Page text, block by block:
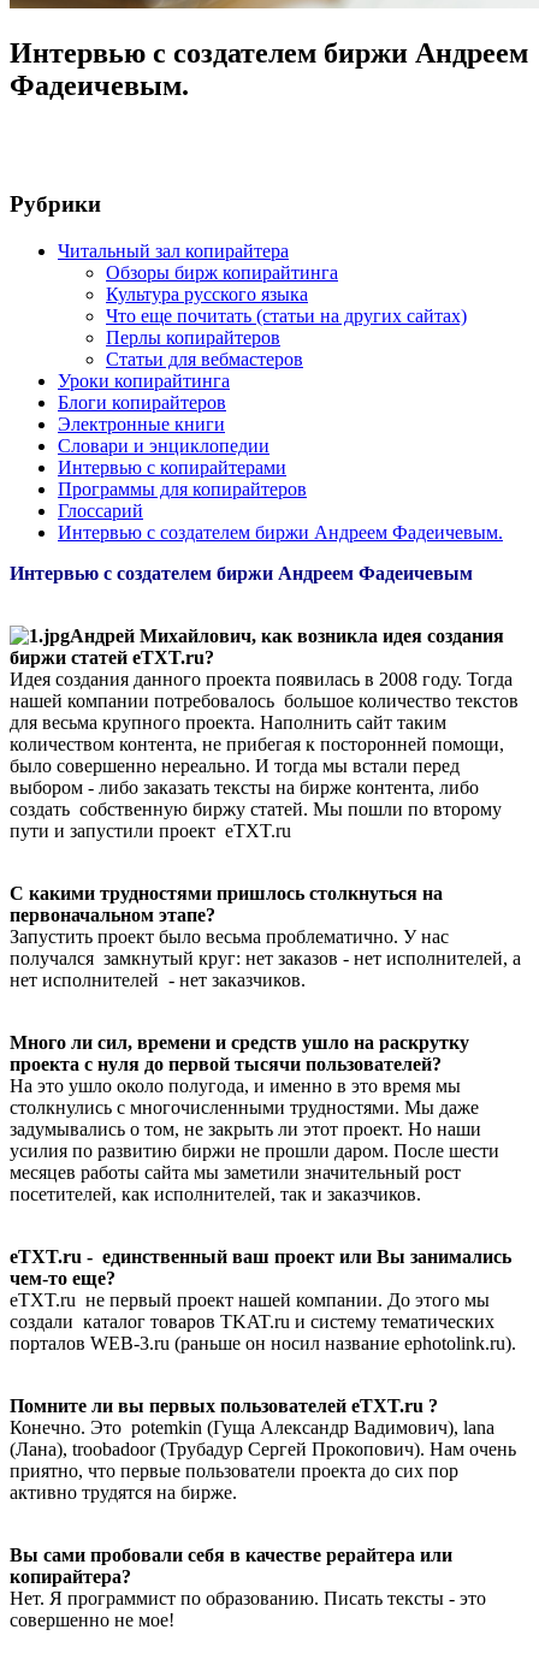
Интервью с создателем биржи Андреем
Фадеичевым.
Рубрики
Читальный зал копирайтера
Обзоры бирж копирайтинга
Культура русского языка
Что еще почитать (статьи на других сайтах)
Перлы копирайтеров
Статьи для вебмастеров
Уроки копирайтинга
Блоги копирайтеров
Электронные книги
Словари и энциклопедии
Интервью с копирайтерами
Программы для копирайтеров
Глосcарий
Интервью с создателем биржи Андреем Фадеичевым.
Интервью с создателем биржи Андреем Фадеичевым
Андрей Михайлович, как возникла идея создания
биржи статей eTXT.ru?
Идея создания данного проекта появилась в 2008 году. Тогда
нашей компании потребовалось большое количество текстов
для весьма крупного проекта. Наполнить сайт таким
количеством контента, не прибегая к посторонней помощи,
было совершенно нереально. И тогда мы встали перед
выбором - либо заказать тексты на бирже контента, либо
создать собственную биржу статей. Мы пошли по второму
пути и запустили проект eTXT.ru
С какими трудностями пришлось столкнуться на
первоначальном этапе?
Запустить проект было весьма проблематично. У нас
получался замкнутый круг: нет заказов - нет исполнителей, а
нет исполнителей - нет заказчиков.
Много ли сил, времени и средств ушло на раскрутку
проекта с нуля до первой тысячи пользователей?
На это ушло около полугода, и именно в это время мы
столкнулись с многочисленными трудностями. Мы даже
задумывались о том, не закрыть ли этот проект. Но наши
усилия по развитию биржи не прошли даром. После шести
месяцев работы сайта мы заметили значительный рост
посетителей, как исполнителей, так и заказчиков.
eTXT.ru - единственный ваш проект или Вы занимались
чем-то еще?
eTXT.ru не первый проект нашей компании. До этого мы
создали каталог товаров TKAT.ru и систему тематических
порталов WEB-3.ru (раньше он носил название ephotolink.ru).
Помните ли вы первых пользователей eTXT.ru ?
Конечно. Это potemkin (Гуща Александр Вадимович), lana
(Лана), troobadoor (Трубадур Сергей Прокопович). Нам очень
приятно, что первые пользователи проекта до сих пор
активно трудятся на бирже.
Вы сами пробовали себя в качестве рерайтера или
копирайтера?
Нет. Я программист по образованию. Писать тексты - это
совершенно не мое!